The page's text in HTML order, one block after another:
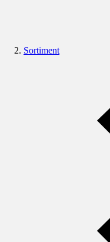
Sortiment